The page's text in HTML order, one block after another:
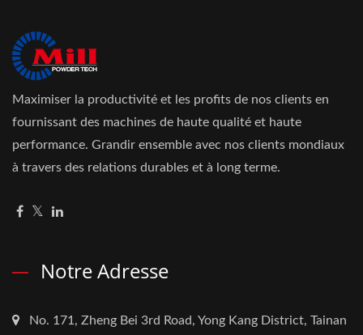
Maximiser la productivité et les profits de nos clients en
fournissant des machines de haute qualité et haute
performance. Grandir ensemble avec nos clients mondiaux
à travers des relations durables et à long terme.
Notre Adresse
No. 171, Zheng Bei 3rd Road, Yong Kang District, Tainan